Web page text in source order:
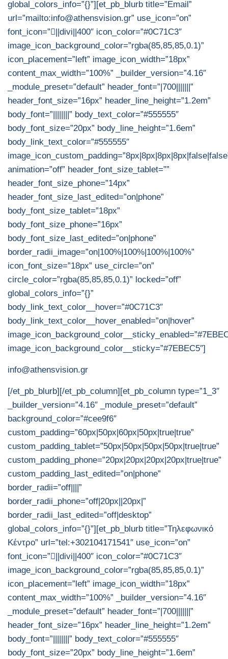
global_colors_info=”{}”][et_pb_blurb title=”Email”
url=”mailto:info@athensvision.gr” use_icon=”on”
font_icon=”||divi||400″ icon_color=”#0C71C3″
image_icon_background_color=”rgba(85,85,85,0.1)”
icon_placement=”left” image_icon_width=”18px”
content_max_width=”100%” _builder_version=”4.16″
_module_preset=”default” header_font=”|700|||||||”
header_font_size=”16px” header_line_height=”1.2em”
body_font=”||||||||” body_text_color=”#555555″
body_font_size=”20px” body_line_height=”1.6em”
body_link_text_color=”#555555″
animation=”off” header_font_size_tablet=””
header_font_size_phone=”14px”
header_font_size_last_edited=”on|phone”
body_font_size_tablet=”18px”
body_font_size_phone=”16px”
body_font_size_last_edited=”on|phone”
border_radii_image=”on|100%|100%|100%|100%”
icon_font_size=”18px” use_circle=”on”
circle_color=”rgba(85,85,85,0.1)” locked=”off”
global_colors_info=”{}”
body_link_text_color__hover=”#0C71C3″
body_link_text_color__hover_enabled=”on|hover”
image_icon_background_color__sticky=”#7EBEC5″]
info@athensvision.gr
[/et_pb_blurb][/et_pb_column][et_pb_column type=”1_3″
_builder_version=”4.16″ _module_preset=”default”
background_color=”#cee9f6″
custom_padding=”60px|50px|60px|50px|true|true”
custom_padding_tablet=”50px|50px|50px|50px|true|true”
custom_padding_phone=”20px|20px|20px|20px|true|true”
custom_padding_last_edited=”on|phone”
border_radii=”off||||”
border_radii_phone=”off|20px||20px|”
border_radii_last_edited=”off|desktop”
global_colors_info=”{}”][et_pb_blurb title=”Τηλεφωνικό
Κέντρο” url=”tel:+302104171541″ use_icon=”on”
font_icon=”||divi||400″ icon_color=”#0C71C3″
image_icon_background_color=”rgba(85,85,85,0.1)”
icon_placement=”left” image_icon_width=”18px”
content_max_width=”100%” _builder_version=”4.16″
_module_preset=”default” header_font=”|700|||||||”
header_font_size=”16px” header_line_height=”1.2em”
body_font=”||||||||” body_text_color=”#555555″
body_font_size=”20px” body_line_height=”1.6em”